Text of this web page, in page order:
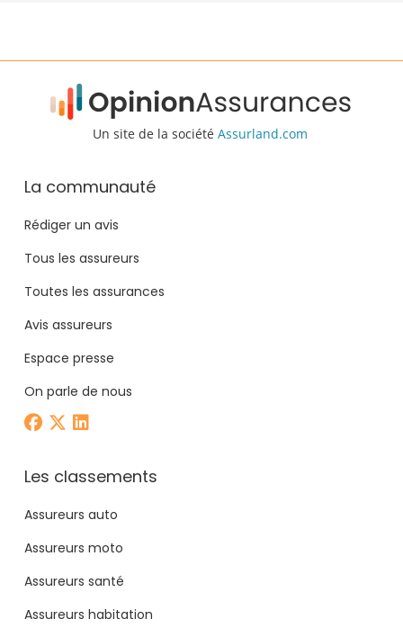
Un site de la société Assurland.com
La communauté
Rédiger un avis
Tous les assureurs
Toutes les assurances
Avis assureurs
Espace presse
On parle de nous
Les classements
Assureurs auto
Assureurs moto
Assureurs santé
Assureurs habitation